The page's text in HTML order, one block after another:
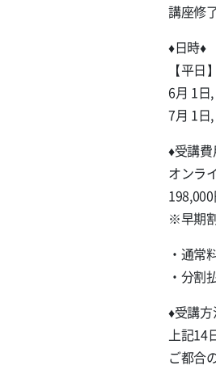
講座修
♦️日時♦️
【平日
6月 1日
7月 1日
♦️受講費
オンラ
198,000
※早期
・通常
・分割
♦️受講方
上記14
ご都合